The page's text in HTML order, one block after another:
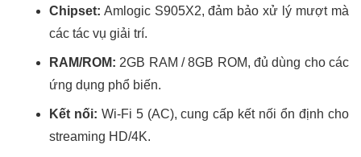
Chipset: Amlogic S905X2, đảm bảo xử lý mượt mà
các tác vụ giải trí.
RAM/ROM: 2GB RAM / 8GB ROM, đủ dùng cho các
ứng dụng phổ biến.
Kết nối: Wi-Fi 5 (AC), cung cấp kết nối ổn định cho
streaming HD/4K.